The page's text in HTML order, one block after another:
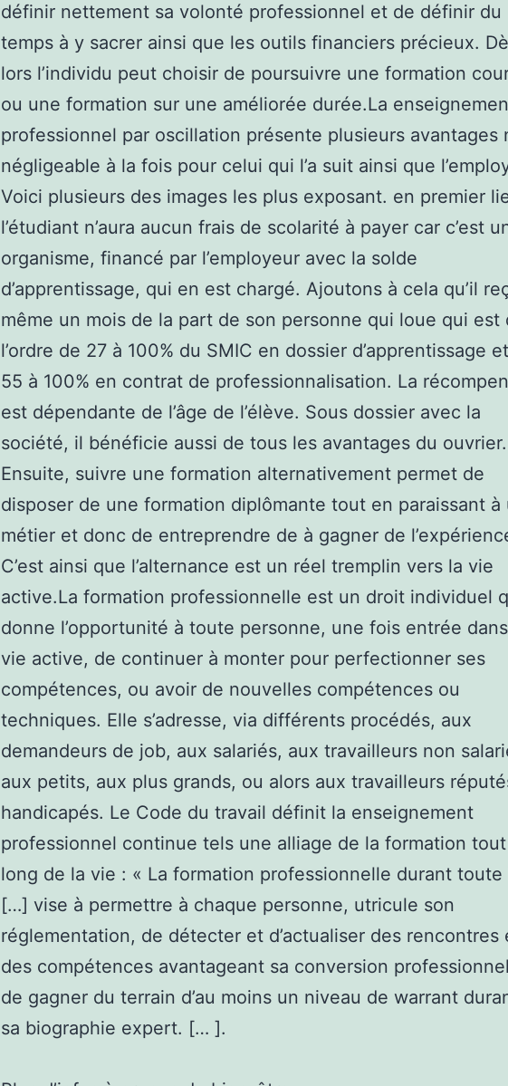
définir nettement sa volonté professionnel et de définir du
temps à y sacrer ainsi que les outils financiers précieux.
lors l’individu peut choisir de poursuivre une formation
ou une formation sur une améliorée durée.La
professionnel par oscillation présente plusieurs avantages
négligeable à la fois pour celui qui l’a suit ainsi que
Voici plusieurs des images les plus exposant. en premier
l’étudiant n’aura aucun frais de scolarité à payer car c’est
organisme, financé par l’employeur avec la solde
d’apprentissage, qui en est chargé. Ajoutons à cela qu’il
même un mois de la part de son personne qui loue qui est
l’ordre de 27 à 100% du SMIC en dossier d’apprentissage
55 à 100% en contrat de professionnalisation. La
est dépendante de l’âge de l’élève. Sous dossier avec la
société, il bénéficie aussi de tous les avantages du ouvrier.
Ensuite, suivre une formation alternativement permet de
disposer de une formation diplômante tout en paraissant à
métier et donc de entreprendre de à gagner de
C’est ainsi que l’alternance est un réel tremplin vers la vie
active.La formation professionnelle est un droit individuel
donne l’opportunité à toute personne, une fois entrée
vie active, de continuer à monter pour perfectionner ses
compétences, ou avoir de nouvelles compétences ou
techniques. Elle s’adresse, via différents procédés, aux
demandeurs de job, aux salariés, aux travailleurs non
aux petits, aux plus grands, ou alors aux travailleurs
handicapés. Le Code du travail définit la enseignement
professionnel continue tels une alliage de la formation tout
long de la vie : « La formation professionnelle durant toute
[…] vise à permettre à chaque personne, utricule son
réglementation, de détecter et d’actualiser des rencontres
des compétences avantageant sa conversion
de gagner du terrain d’au moins un niveau de warrant
sa biographie expert. [… ].